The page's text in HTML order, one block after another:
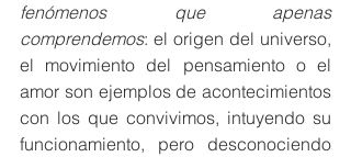
fenómenos que apenas
comprendemos: el origen del universo,
el movimiento del pensamiento o el
amor son ejemplos de acontecimientos
con los que convivimos, intuyendo su
funcionamiento, pero desconociendo